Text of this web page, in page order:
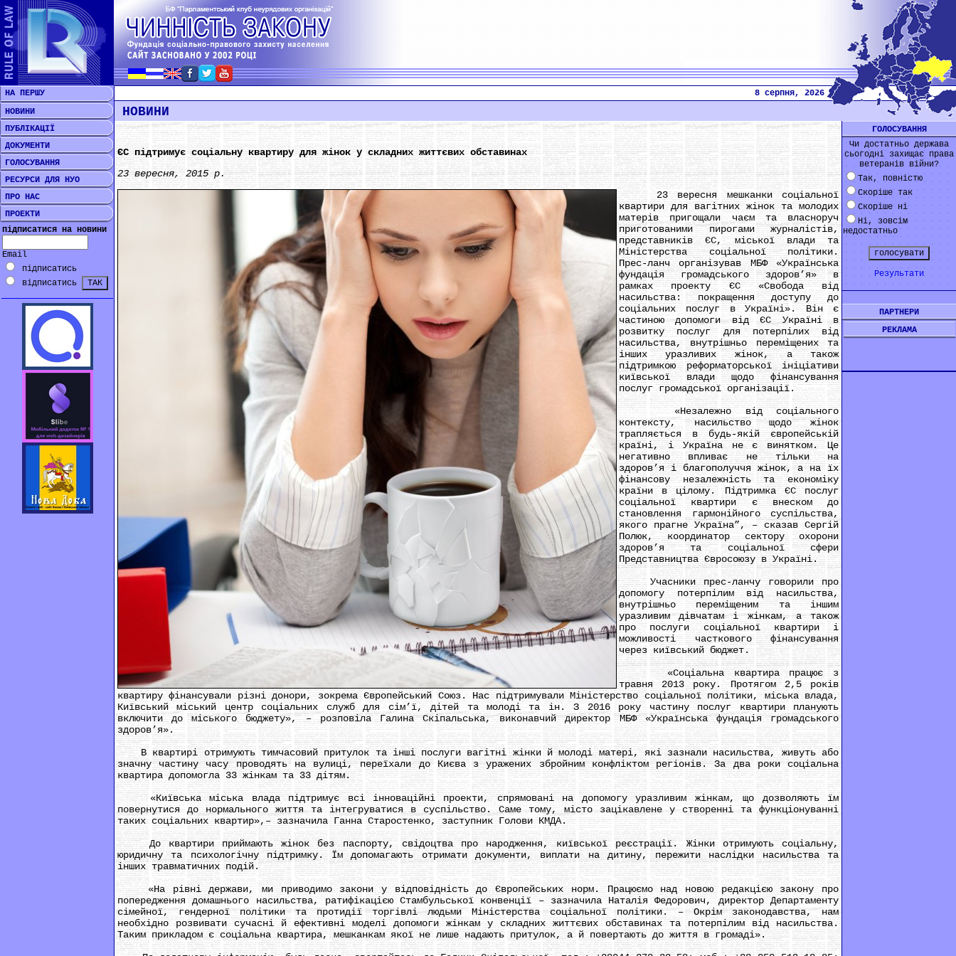
НА ПЕРШУ
8 серпня, 2026
НОВИНИ
ПУБЛІКАЦІЇ
ДОКУМЕНТИ
ГОЛОСУВАННЯ
РЕСУРСИ ДЛЯ НУО
ПРО НАС
ПРОЕКТИ
підписатися на новини
Email
підписатись
відписатись
НОВИНИ
ЄС підтримує соціальну квартиру для жінок у складних життєвих обставинах
23 вересня, 2015 р.
23 вересня мешканки соціальної
квартири для вагітних жінок та молодих
матерів пригощали чаєм та власноруч
приготованими пирогами журналістів,
представників ЄС, міської влади та
Міністерства соціальної політики.
Прес-ланч організував МБФ «Українська
фундація громадського здоров’я» в
рамках проекту ЄС «Свобода від
насильства: покращення доступу до
соціальних послуг в Україні». Він є
частиною допомоги від ЄС Україні в
розвитку послуг для потерпілих від
насильства, внутрішньо переміщених та
інших уразливих жінок, а також
підтримкою реформаторської ініціативи
київської влади щодо фінансування
послуг громадської організації.
«Незалежно від соціального
контексту, насильство щодо жінок
трапляється в будь-якій європейській
країні, і Україна не є винятком. Це
негативно впливає не тільки на
здоров’я і благополуччя жінок, а на їх
фінансову незалежність та економіку
країни в цілому. Підтримка ЄС послуг
соціальної квартири є внеском до
становлення гармонійного суспільства,
якого прагне Україна”, – сказав Сергій
Полюк, координатор сектору охорони
здоров’я та соціальної сфери
Представництва Євросоюзу в Україні.
Учасники прес-ланчу говорили про
допомогу потерпілим від насильства,
внутрішньо переміщеним та іншим
уразливим дівчатам і жінкам, а також
про послуги соціальної квартири і
можливості часткового фінансування
через київський бюджет.
«Соціальна квартира працює з
травня 2013 року. Протягом 2,5 років
квартиру фінансували різні донори, зокрема Європейський Союз. Нас підтримували Міністерство соціальної політики, міська влада,
Київський міський центр соціальних служб для сім’ї, дітей та молоді та ін. З 2016 року частину послуг квартири планують
включити до міського бюджету», – розповіла Галина Скіпальська, виконавчий директор МБФ «Українська фундація громадського
здоров’я».
В квартирі отримують тимчасовий притулок та інші послуги вагітні жінки й молоді матері, які зазнали насильства, живуть або
значну частину часу проводять на вулиці, переїхали до Києва з уражених збройним конфліктом регіонів. За два роки соціальна
квартира допомогла 33 жінкам та 33 дітям.
«Київська міська влада підтримує всі інноваційні проекти, спрямовані на допомогу уразливим жінкам, що дозволяють їм
повернутися до нормального життя та інтегруватися в суспільство. Саме тому, місто зацікавлене у створенні та функціонуванні
таких соціальних квартир»,– зазначила Ганна Старостенко, заступник Голови КМДА.
До квартири приймають жінок без паспорту, свідоцтва про народження, київської реєстрації. Жінки отримують соціальну,
юридичну та психологічну підтримку. Їм допомагають отримати документи, виплати на дитину, пережити наслідки насильства та
інших травматичних подій.
«На рівні держави, ми приводимо закони у відповідність до Європейських норм. Працюємо над новою редакцією закону про
попередження домашнього насильства, ратифікацією Стамбульської конвенції – зазначила Наталія Федорович, директор Департаменту
сімейної, гендерної політики та протидії торгівлі людьми Міністерства соціальної політики. – Окрім законодавства, нам
необхідно розвивати сучасні й ефективні моделі допомоги жінкам у складних життєвих обставинах та потерпілим від насильства.
Таким прикладом є соціальна квартира, мешканкам якої не лише надають притулок, а й повертають до життя в громаді».
ГОЛОСУВАННЯ
Чи достатньо держава
сьогодні захищає права
ветеранів війни?
Так, повністю
Скоріше так
Скоріше ні
Ні, зовсім
недостатньо
Результати
ПАРТНЕРИ
РЕКЛАМА